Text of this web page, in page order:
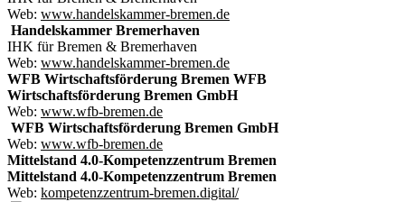
Web: www.handelskammer-bremen.de
Handelskammer Bremerhaven
IHK für Bremen & Bremerhaven
Web: www.handelskammer-bremen.de
WFB Wirtschaftsförderung Bremen WFB
Wirtschaftsförderung Bremen GmbH
Web: www.wfb-bremen.de
WFB Wirtschaftsförderung Bremen GmbH
Web: www.wfb-bremen.de
Mittelstand 4.0-Kompetenzzentrum Bremen
Mittelstand 4.0-Kompetenzzentrum Bremen
Web: kompetenzzentrum-bremen.digital/